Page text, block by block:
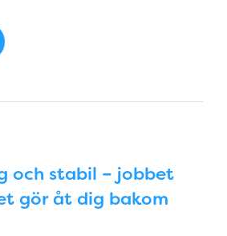
och stabil – jobbet
gör åt dig bakom